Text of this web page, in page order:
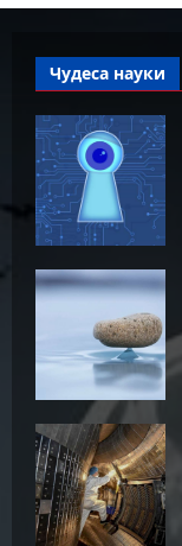
Чудеса науки